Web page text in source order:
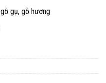
gụ, gỗ hương